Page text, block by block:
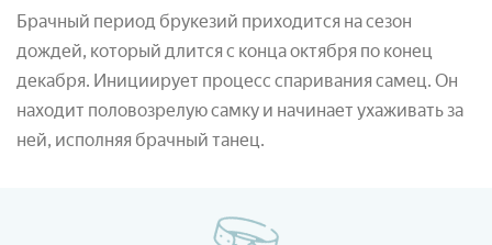
Брачный период брукезий приходится на сезон
дождей, который длится с конца октября по конец
декабря. Инициирует процесс спаривания самец. Он
находит половозрелую самку и начинает ухаживать за
ней, исполняя брачный танец.